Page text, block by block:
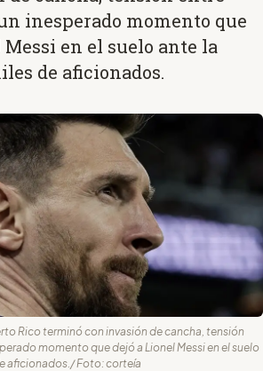
inesperado momento que
Messi en el suelo ante la
de aficionados.
Rico terminó con invasión de cancha, tensión
momento que dejó a Lionel Messi en el suelo
aficionados./ Foto: corteía